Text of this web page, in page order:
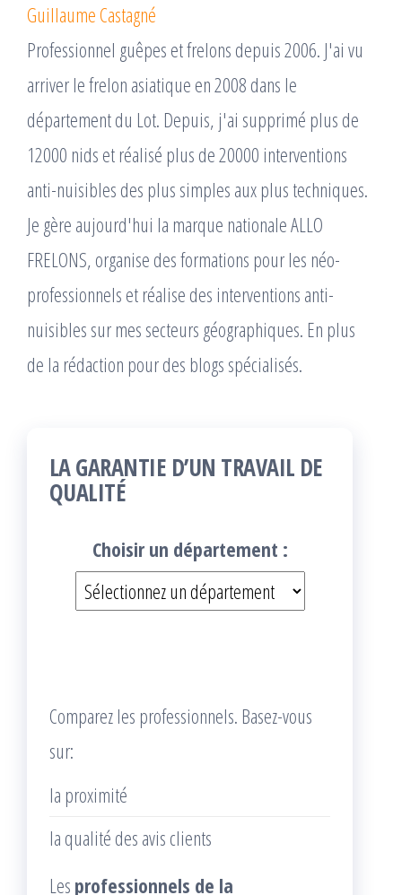
Guillaume Castagné
Professionnel guêpes et frelons depuis 2006. J'ai vu
arriver le frelon asiatique en 2008 dans le
département du Lot. Depuis, j'ai supprimé plus de
12000 nids et réalisé plus de 20000 interventions
anti-nuisibles des plus simples aux plus techniques.
Je gère aujourd'hui la marque nationale ALLO
FRELONS, organise des formations pour les néo-
professionnels et réalise des interventions anti-
nuisibles sur mes secteurs géographiques. En plus
de la rédaction pour des blogs spécialisés.
LA GARANTIE D’UN TRAVAIL DE
QUALITÉ
Choisir un département :
Comparez les professionnels. Basez-vous
sur:
la proximité
la qualité des avis clients
Les professionnels de la